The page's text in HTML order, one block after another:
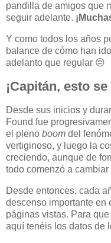
pandilla de amigos que
seguir adelante.
Y como todos los años
balance de cómo han
adelanto que regular 😔
¡Capitán, esto
Desde sus inicios y
Found fue
el pleno boom del
vertiginoso, y luego la
creciendo, aunque de
todo comenzó a cambiar
Desde entonces, cada
descenso importante en
páginas vistas. Para
aquí tenéis los datos de